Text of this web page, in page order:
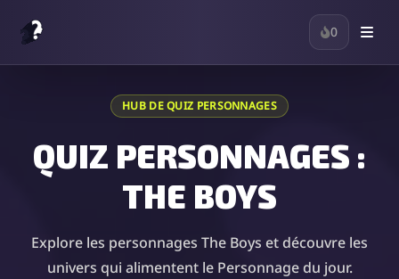
0
HUB DE QUIZ PERSONNAGES
QUIZ PERSONNAGES :
THE BOYS
Explore les personnages The Boys et découvre les
univers qui alimentent le Personnage du jour.